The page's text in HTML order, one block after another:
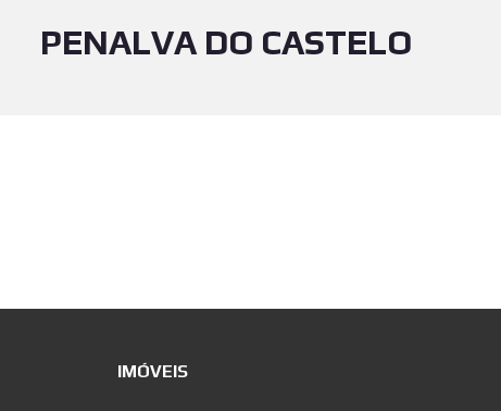
PENALVA DO CASTELO
IMÓVEIS